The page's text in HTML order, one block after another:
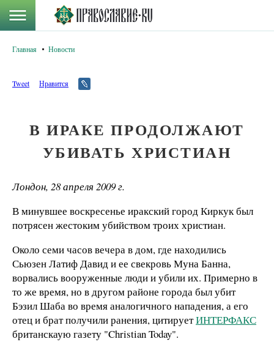
Главная Новости
Tweet Нравится
В ИРАКЕ ПРОДОЛЖАЮТ
УБИВАТЬ ХРИСТИАН
Лондон, 28 апреля 2009 г.
В минувшее воскресенье иракский город Киркук был
потрясен жестоким убийством троих христиан.
Около семи часов вечера в дом, где находились
Сьюзен Латиф Давид и ее свекровь Муна Банна,
ворвались вооруженные люди и убили их. Примерно в
то же время, но в другом районе города был убит
Бэзил Шаба во время аналогичного нападения, а его
отец и брат получили ранения, цитируетИНТЕРФАКС
британскаую газету "Christian Today".